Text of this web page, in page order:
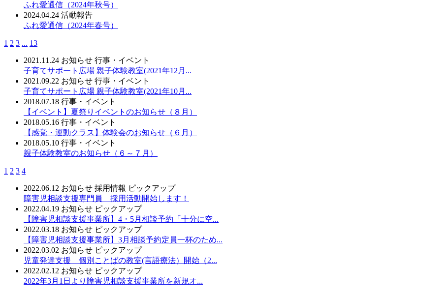
ふれ愛通信（2024年秋号）
2024.04.24 活動報告
ふれ愛通信（2024年春号）
1 2 3 ... 13
2021.11.24 お知らせ 行事・イベント
子育てサポート広場 親子体験教室(2021年12月...
2021.09.22 お知らせ 行事・イベント
子育てサポート広場 親子体験教室(2021年10月...
2018.07.18 行事・イベント
【イベント】夏祭りイベントのお知らせ（８月）
2018.05.16 行事・イベント
【感覚・運動クラス】体験会のお知らせ（６月）
2018.05.10 行事・イベント
親子体験教室のお知らせ（６～７月）
1 2 3 4
2022.06.12 お知らせ 採用情報 ピックアップ
障害児相談支援専門員 採用活動開始します！
2022.04.19 お知らせ ピックアップ
【障害児相談支援事業所】4・5月相談予約「十分に空...
2022.03.18 お知らせ ピックアップ
【障害児相談支援事業所】3月相談予約定員一杯のため...
2022.03.02 お知らせ ピックアップ
児童発達支援 個別ことばの教室(言語療法）開始（2...
2022.02.12 お知らせ ピックアップ
2022年3月1日より障害児相談支援事業所を新規オ...